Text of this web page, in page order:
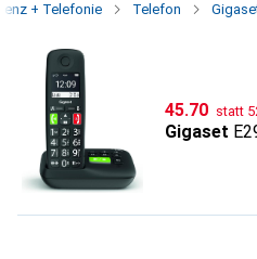
+ Telefonie Telefon
CHF
45.70 statt
Gigaset